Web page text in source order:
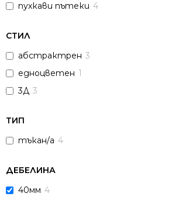
пухкави пътеки 4
СТИЛ
абстрактрен 3
едноцветен 1
3Д 3
ТИП
тъкан/а 4
ДЕБЕЛИНА
40мм 4